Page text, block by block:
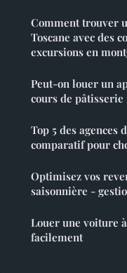
Comment trouver
Toscane avec des
excursions en
Peut-on louer un
cours de pâtisserie
Top 5 des agences
comparatif pour
Optimisez vos
saisonnière -
Louer une voiture
facilement